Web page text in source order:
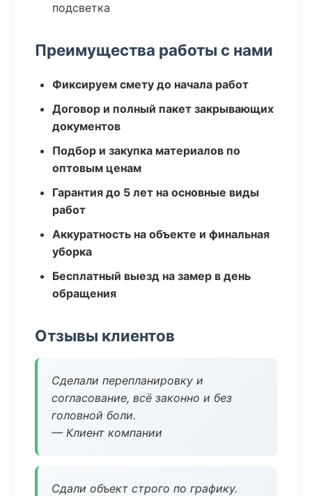
подсветка
Преимущества работы с нами
Фиксируем смету до начала работ
Договор и полный пакет закрывающих
документов
Подбор и закупка материалов по
оптовым ценам
Гарантия до 5 лет на основные виды
работ
Аккуратность на объекте и финальная
уборка
Бесплатный выезд на замер в день
обращения
Отзывы клиентов
Сделали перепланировку и
согласование, всё законно и без
головной боли.
— Клиент компании
Сдали объект строго по графику.